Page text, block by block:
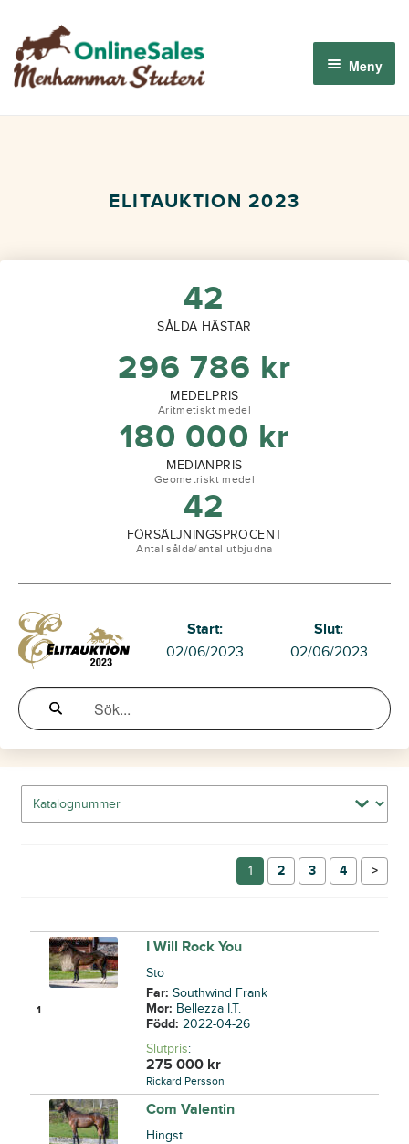
Hoppa
till
navigering
Hoppa
till
innehåll
Meny
ELITAUKTION 2023
42
SÅLDA HÄSTAR
296 786 kr
MEDELPRIS
Aritmetiskt medel
180 000 kr
MEDIANPRIS
Geometriskt medel
42
FÖRSÄLJNINGSPROCENT
Antal sålda/antal utbjudna
Start:
02/06/2023
Slut:
02/06/2023
1 2 3 4 →
1
I Will Rock You
Sto
Far:Southwind Frank
Mor: Bellezza I.T.
Född:2022-04-26
Slutpris:
275 000 kr
Rickard Persson
Com Valentin
Hingst